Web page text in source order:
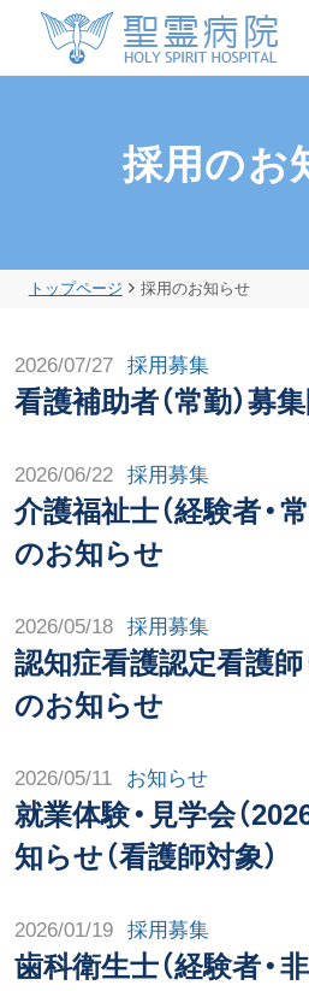
入院のご
聖霊病院に
各部門のご
アクセ
医療関係者
採用のお
トップページ 採用のお知らせ
2026/07/27 採用募集
看護補助者（常勤）募
2026/06/22 採用募集
介護福祉士（経験者・
のお知らせ
2026/05/18 採用募集
認知症看護認定看護師
のお知らせ
2026/05/11 お知らせ
就業体験・見学会（
知らせ（看護師対象）
2026/01/19 採用募集
歯科衛生士（経験者・